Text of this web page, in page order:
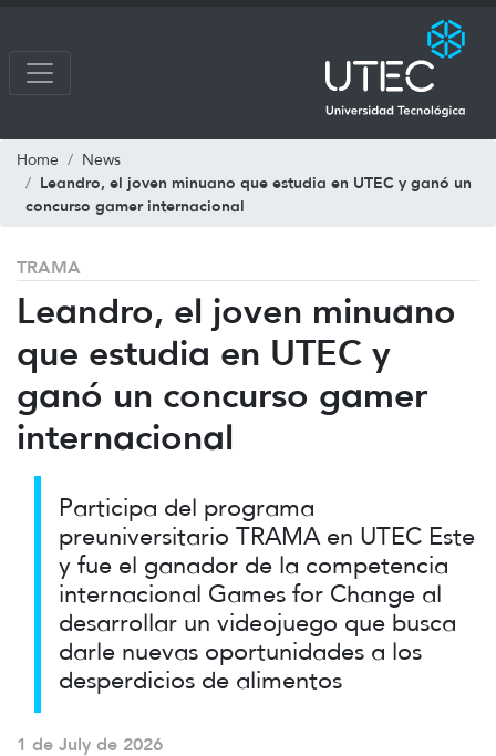
Home News
Leandro, el joven minuano que estudia en UTEC y ganó un
concurso gamer internacional
TRAMA
Leandro, el joven minuano
que estudia en UTEC y
ganó un concurso gamer
internacional
Participa del programa
preuniversitario TRAMA en UTEC Este
y fue el ganador de la competencia
internacional Games for Change al
desarrollar un videojuego que busca
darle nuevas oportunidades a los
desperdicios de alimentos
1 de July de 2026